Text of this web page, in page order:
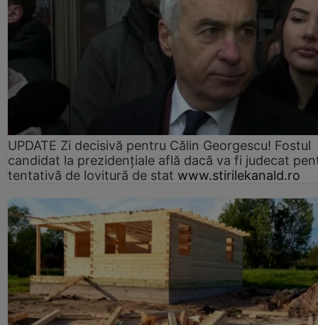
UPDATE Zi decisivă pentru Călin Georgescu! Fostul
candidat la prezidențiale află dacă va fi judecat
tentativă de lovitură de stat www.stirilekanald.ro